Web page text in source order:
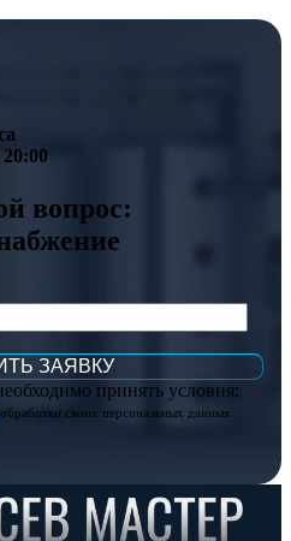
вопрос:
принять условия:
обработки своих персональных данных